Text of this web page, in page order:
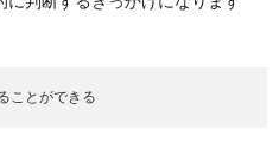
ことができる